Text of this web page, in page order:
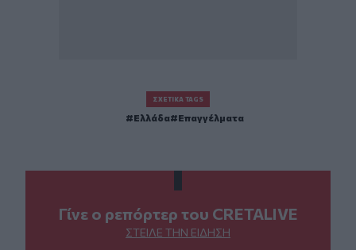
ΣΧΕΤΙΚΆ TAGS
Ελλάδα Επαγγέλματα
Γίνε ο ρεπόρτερ του CRETALIVE
ΣΤΕΊΛΕ ΤΗΝ ΕΊΔΗΣΗ